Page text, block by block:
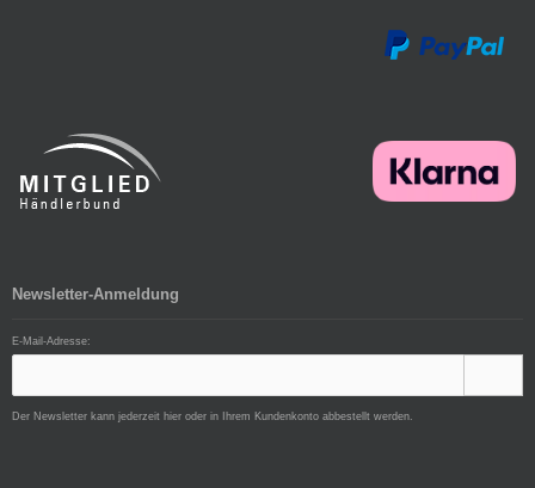
Newsletter-Anmeldung
E-Mail-Adresse:
Der Newsletter kann jederzeit hier oder in Ihrem Kundenkonto abbestellt werden.